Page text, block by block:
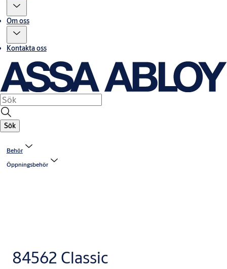
Om oss
Kontakta oss
Sök
Behör
Öppningsbehör
84562 Classic